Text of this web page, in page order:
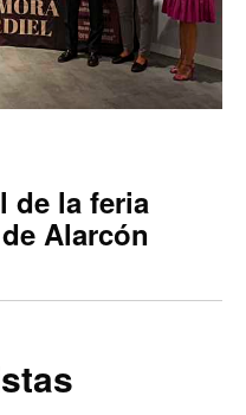
de la feria
Alarcón